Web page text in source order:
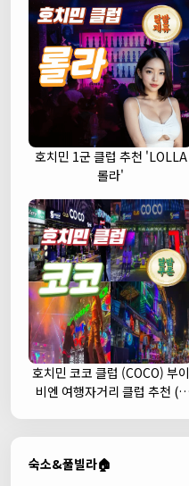
호치민 1군 클럽 추천 'LOLLA
롤라'
호치민 코코 클럽 (COCO) 부이
비엔 여행자거리 클럽 추천 (1
숙소&풀빌라🏠